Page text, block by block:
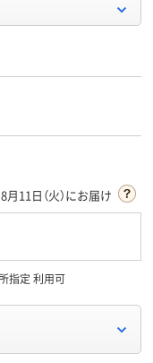
11日（火）にお届け
指定 利用可